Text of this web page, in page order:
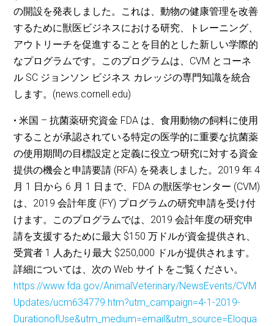
の開設を発表しました。これは、動物の健康管理を改善
するために獣医ビジネスにおける研究、トレーニング、
アウトリーチを促進することを目的とした新しい学際的
なプログラムです。このプログラムは、CVM とコーネ
ル SC ジョンソン ビジネス カレッジの専門知識を統合
します。(news.cornell.edu)
• 米国 – 抗菌薬研究資金 FDA は、食用動物の飼料に使用
することが承認されている特定の医学的に重要な抗菌薬
の使用期間の目標設定と定義に役立つ研究に対する資金
提供の機会と申請要請 (RFA) を発表しました。2019 年 4
月 1 日から 6 月 1 日まで、FDA の獣医学センター (CVM)
は、2019 会計年度 (FY) プログラムの研究申請を受け付
けます。このプログラムでは、2019 会計年度の研究申
請を支援するために最大 $150 万ドルが資金提供され、
受賞者 1 人あたり最大 $250,000 ドルが提供されます。
詳細については、次の Web サイトをご覧ください。
https://www.fda.gov/AnimalVeterinary/NewsEvents/CVM
Updates/ucm634779.htm?utm_campaign=4-1-2019-
DurationofUse&utm_medium=email&utm_source=Eloqua